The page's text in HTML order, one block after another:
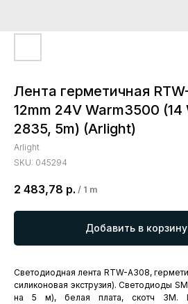
Лента герметичная
12mm 24V Warm3500 (14
2835, 5m) (Arlight)
Arlight
SKU: 045294
2 483,78 р. / 1 m
Добавить в корзину
Светодиодная лента RTW-A308,
силиконовая экструзия). Светодиоды
на 5 м), белая плата, скотч